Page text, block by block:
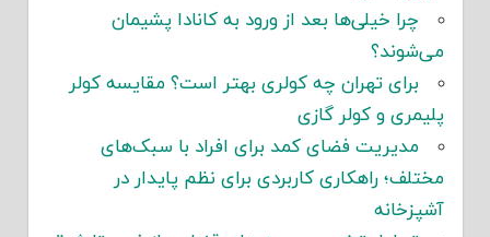
چرا خیلی‌ها بعد از ورود به کانادا پشیمان
می‌شوند؟
برای تهران چه کولری بهتر است؟ مقایسه کولر
پلیمری و کولر گازی
مدیریت فضای کمد برای افراد با سبک‌های
مختلف؛ راهکاری کاربردی برای نظم پایدار در
آشپزخانه